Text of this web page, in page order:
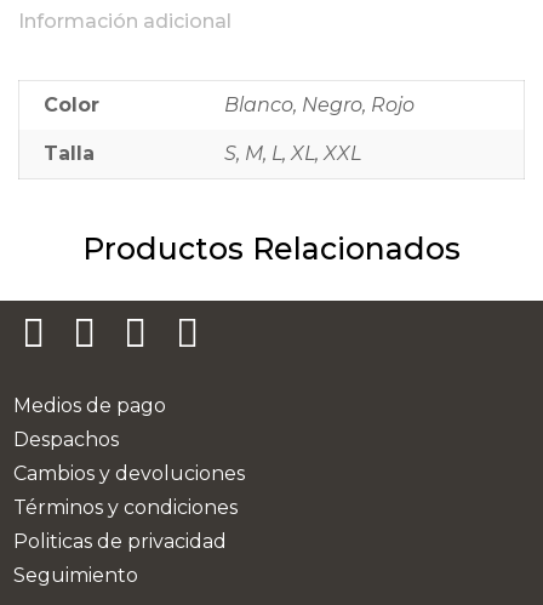
Información adicional
Color Blanco, Negro, Rojo
Talla S, M, L, XL, XXL
Productos Relacionados
Medios de pago
Despachos
Cambios y devoluciones
Términos y condiciones
Politicas de privacidad
Seguimiento